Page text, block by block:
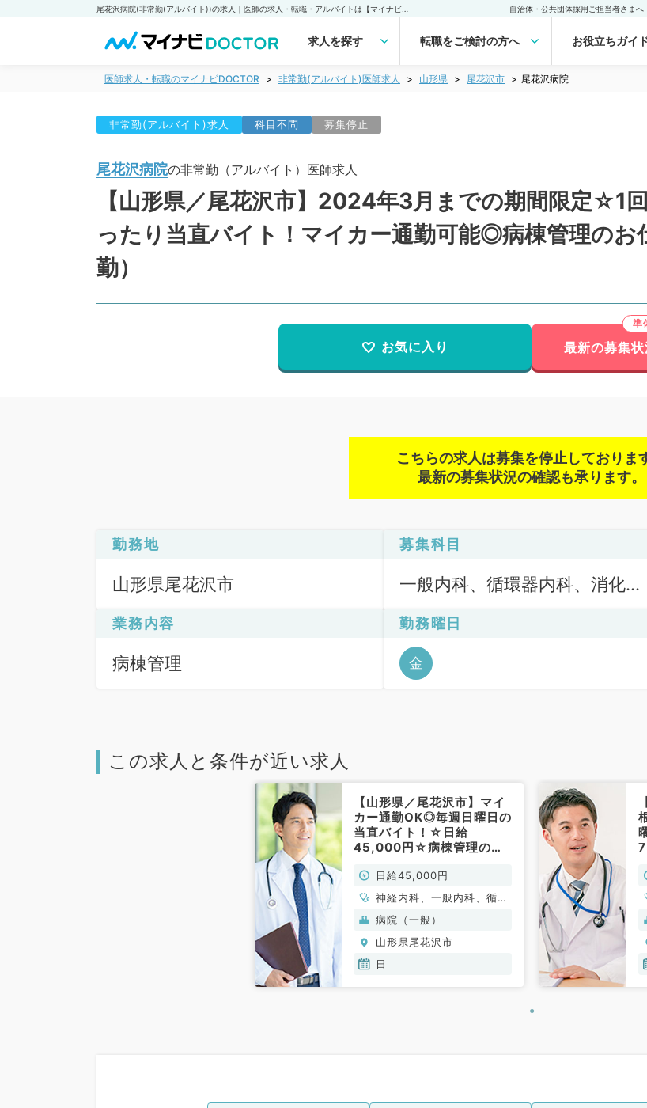
自治体・公共団体採用ご担当者さまへ
求人を探す 転職をご検討の方へ お役立ちガイ
医師求人・転職のマイナビDOCTOR 非常勤(アルバイト)医師求人 山形県 尾花沢市 尾花沢病院
非常勤(アルバイト)求人 科目不問 募集停止
尾花沢病院の非常勤（アルバイト）医師求人
【山形県／尾花沢市】2024年3月までの期間限定☆1
ったり当直バイト！マイカー通勤可能◎病棟管理のお
勤）
お気に入り 最新の募集
こちらの求人は募集を停止しておりま
最新の募集状況の確認も承ります。
勤務地
山形県尾花沢市
募集科目
一般内科、循環器内科、消化器
消化器外科、科目不問
業務内容
病棟管理
勤務曜日
金
この求人と条件が近い求人
【山形県／尾花沢市】マイ
カー通勤OK◎毎週日曜日の
当直バイト！☆日給
45,000円☆病棟管理のお
勤）日給45,000円
神経内科、一般内科、循環
器内科、呼吸器内科、消化
器内科、内分泌・代謝内
科、腎臓内科、老年内科、
血液内科、膠原病科
病院（一般）
山形県尾花沢市
日